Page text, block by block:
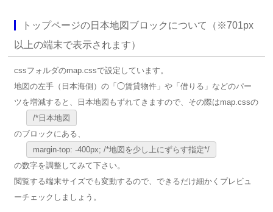
トップページの日本地図ブロックについて（※701px
以上の端末で表示されます）
cssフォルダのmap.cssで設定しています。
地図の左手（日本海側）の「◯賃貸物件」や「借りる」などのパー
ツを増減すると、日本地図もずれてきますので、その際はmap.cssの
/*日本地図
のブロックにある、
margin-top: -400px; /*地図を少し上にずらす指定*/
の数字を調整してみて下さい。
閲覧する端末サイズでも変動するので、できるだけ細かくプレビュ
ーチェックしましょう。